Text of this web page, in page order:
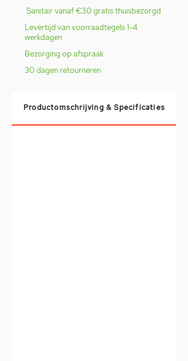
Sanitair vanaf €30 gratis thuisbezorgd
Levertijd van voorraadtegels 1-4
werkdagen
Bezorging op afspraak
30 dagen retourneren
Productomschrijving & Specificaties